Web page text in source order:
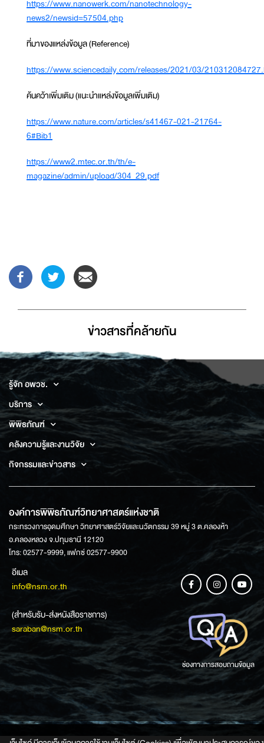
https://www.nanowerk.com/nanotechnology-
news2/newsid=57504.php
ที่มาของแหล่งข้อมูล (Reference)
https://www.sciencedaily.com/releases/2021/03/
ค้นคว้าเพิ่มเติม (แนะนำแหล่งข้อมูลเพิ่มเติม)
https://www.nature.com/articles/s41467-021-21764-
6#Bib1
https://www2.mtec.or.th/th/e-
magazine/admin/upload/304_29.pdf
ข่าวสารที่่คล้ายกัน
รู้จัก อพวช.
บริการ
พิพิธภัณฑ์
คลังความรู้และงานวิจัย
กิจกรรมและข่าวสาร
องค์การพิพิธภัณฑ์วิทยาศาสตร์แห่งชาติ
กระทรวงการอุดมศึกษา วิทยาศาสตร์วิจัยและนวัตกรรม 39 หมู่ 3 ต.คลองห้า
อ.คลองหลวง จ.ปทุมธานี 12120
โทร: 02577-9999, แฟกซ์ 02577-9900
อีเมล
info@nsm.or.th
(สำหรับรับ-ส่งหนังสือราชการ)
saraban@nsm.or.th
ช่องทางการสอบถามข้อมูล